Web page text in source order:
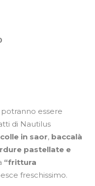
essere
di Nautilus
in saor, baccalà
pastellate e
“frittura
freschissimo.